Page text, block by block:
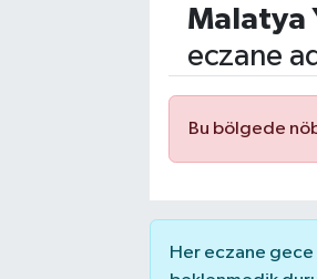
Malatya
eczane
Bu bölgede
Her eczane gece